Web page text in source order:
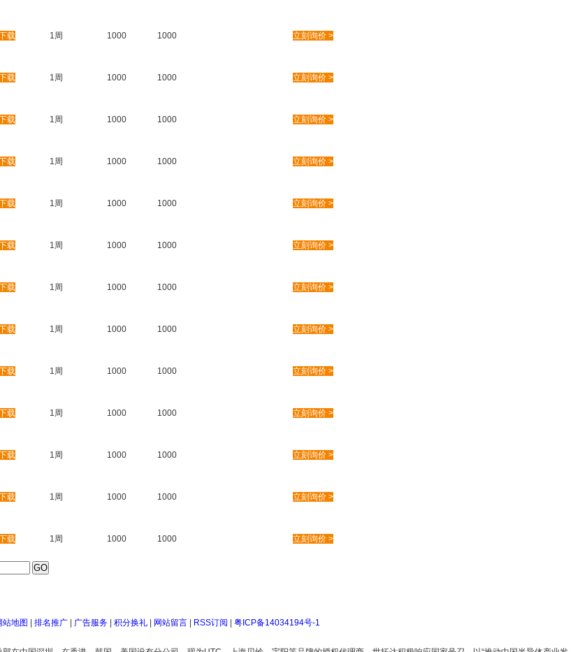
载 1周 1000 1000 立刻询价 >
载 1周 1000 1000 立刻询价 >
载 1周 1000 1000 立刻询价 >
载 1周 1000 1000 立刻询价 >
载 1周 1000 1000 立刻询价 >
载 1周 1000 1000 立刻询价 >
载 1周 1000 1000 立刻询价 >
载 1周 1000 1000 立刻询价 >
载 1周 1000 1000 立刻询价 >
载 1周 1000 1000 立刻询价 >
载 1周 1000 1000 立刻询价 >
载 1周 1000 1000 立刻询价 >
载 1周 1000 1000 立刻询价 >
站地图 排名推广 广告服务 积分换礼 网站留言 RSS订阅
粤ICP备14034194号-1